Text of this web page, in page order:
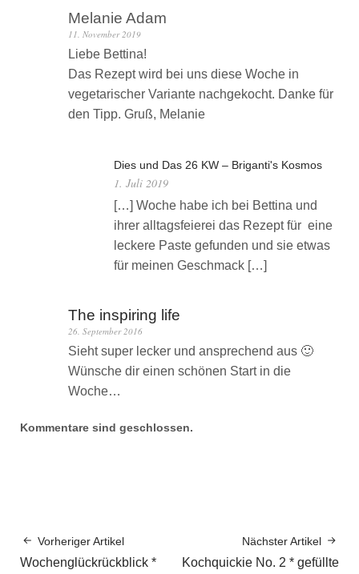
Melanie Adam
11. November 2019
Liebe Bettina!
Das Rezept wird bei uns diese Woche in
vegetarischer Variante nachgekocht. Danke für
den Tipp. Gruß, Melanie
Dies und Das 26 KW – Briganti's Kosmos
1. Juli 2019
[…] Woche habe ich bei Bettina und
ihrer alltagsfeierei das Rezept für eine
leckere Paste gefunden und sie etwas
für meinen Geschmack […]
The inspiring life
26. September 2016
Sieht super lecker und ansprechend aus 🙂
Wünsche dir einen schönen Start in die
Woche…
Kommentare sind geschlossen.
Vorheriger Artikel
Wochenglückrückblick *
Nächster Artikel
Kochquickie No. 2 * gefüllte